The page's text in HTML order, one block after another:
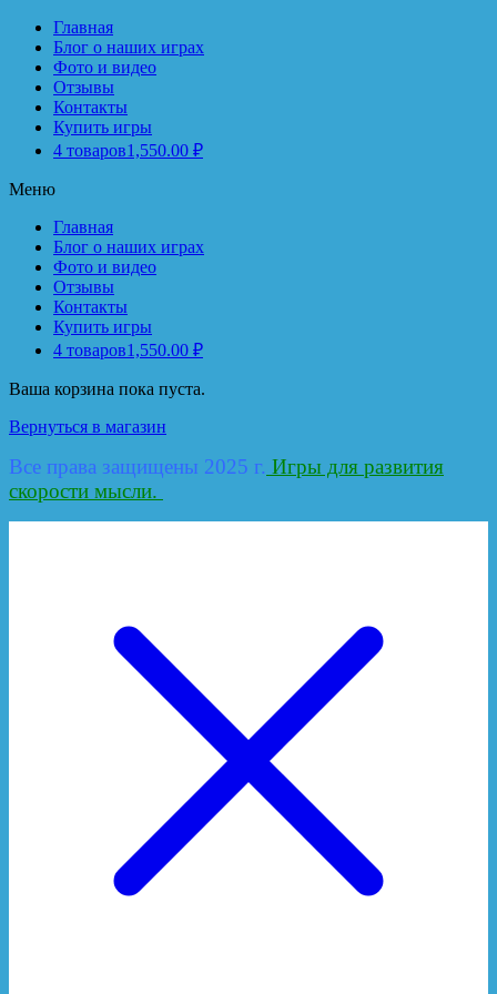
Главная
Блог о наших играх
Фото и видео
Отзывы
Контакты
Купить игры
4 товаров1,550.00 ₽
Меню
Главная
Блог о наших играх
Фото и видео
Отзывы
Контакты
Купить игры
4 товаров1,550.00 ₽
Ваша корзина пока пуста.
Вернуться в магазин
Все права защищены 2025 г. Игры для развития
скорости мысли.